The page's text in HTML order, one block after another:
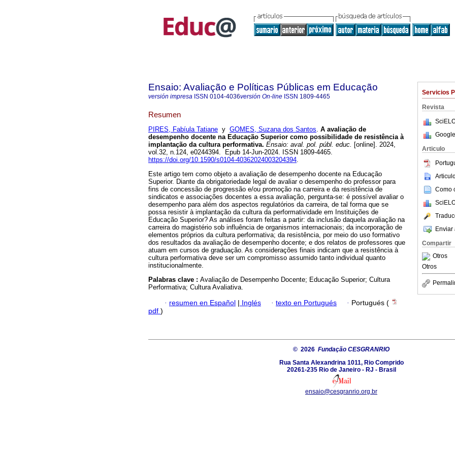
Servicios
Revista
Articulo
Como
Enviar
Compartir
Otros
Otros
Ensaio: Avaliação e Políticas Públicas em Educação
versión impresa ISSN 0104-4036versión On-line ISSN 1809-4465
Resumen
PIRES, Fabíula Tatiane y GOMES, Suzana dos Santos. A avaliação de
desempenho docente na Educação Superior como possibilidade de resistência à
implantação da cultura performativa. Ensaio: aval. pol. públ. educ. [online]. 2024,
vol.32, n.124, e0244394. Epub 14-Jun-2024. ISSN 1809-4465.
https://doi.org/10.1590/s0104-40362024003204394.
Este artigo tem como objeto a avaliação de desempenho docente na Educação
Superior. Diante da obrigatoriedade legal de avaliar o desempenho do professor para
fins de concessão de progressão e/ou promoção na carreira e da resistência de
sindicatos e associações docentes a essa avaliação, pergunta-se: é possível avaliar o
desempenho para além dos aspectos regulatórios da carreira, de tal forma que se
possa resistir à implantação da cultura da performatividade em Instituições de
Educação Superior? As análises foram feitas a partir: da inclusão daquela avaliação na
carreira do magistério sob influência de organismos internacionais; da incorporação de
elementos próprios da cultura performativa; da resistência, por meio do uso formativo
dos resultados da avaliação de desempenho docente; e dos relatos de professores que
atuam em cursos de graduação. As considerações finais indicam que a resistência à
cultura performativa deve ser um compromisso assumido tanto individual quanto
institucionalmente.
Palabras clave : Avaliação de Desempenho Docente; Educação Superior; Cultura
Performativa; Cultura Avaliativa.
· resumen en Español | Inglés · texto en Portugués · Portugués (
pdf )
© 2026 Fundação CESGRANRIO
Rua Santa Alexandrina 1011, Rio Comprido
20261-235 Rio de Janeiro - RJ - Brasil
ensaio@cesgranrio.org.br